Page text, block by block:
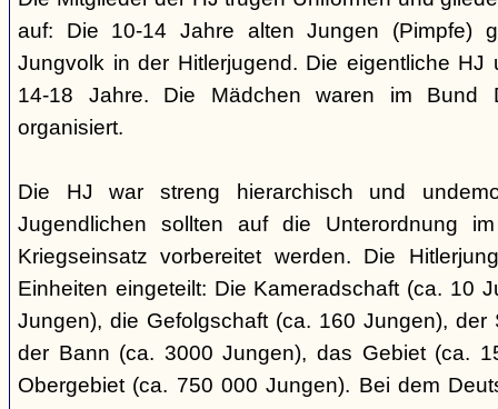
auf: Die 10-14 Jahre alten Jungen (Pimpfe)
Jungvolk in der Hitlerjugend. Die eigentliche HJ
14-18 Jahre. Die Mädchen waren im Bund
organisiert.
Die HJ war streng hierarchisch und
Jugendlichen sollten auf die Unterordnung
Kriegseinsatz vorbereitet werden. Die
Einheiten eingeteilt: Die Kameradschaft (ca. 10
Jungen), die Gefolgschaft (ca. 160 Jungen), der
der Bann (ca. 3000 Jungen), das Gebiet (ca.
Obergebiet (ca. 750 000 Jungen). Bei dem